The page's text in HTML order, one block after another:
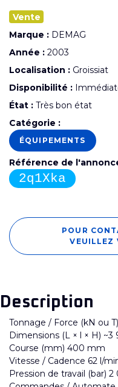
Vente
Marque : DEMAG
Année : 2003
Localisation : Groissiat
Disponibilité :
État : Très bon état
Catégorie :
ÉQUIPEMENTS
Référence de
2q1Xka
POUR
VEUILLEZ
Description
Tonnage / Force (kN ou
Dimensions (L × l × H)
Course (mm) 400 mm
Vitesse / Cadence 62 l/
Pression de travail (bar) 2